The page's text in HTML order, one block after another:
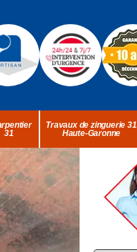
31
Travaux de zinguerie 31
Haute-Garonne